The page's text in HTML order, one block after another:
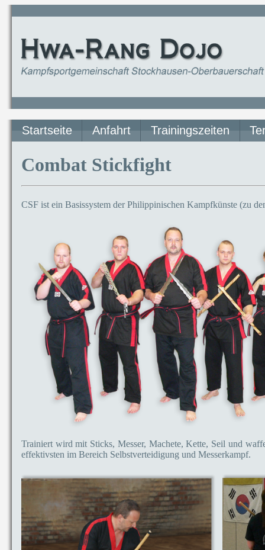
Startseite Anfahrt Trainingszeiten
Combat Stickfight
CSF ist ein Basissystem der Philippinischen Kampfkünste (zu
Trainiert wird mit Sticks, Messer, Machete, Kette, Seil und
effektivsten im Bereich Selbstverteidigung und Messerkampf.